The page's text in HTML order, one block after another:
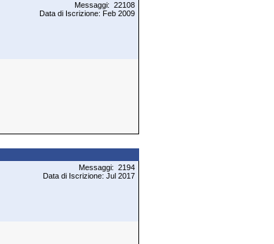
Messaggi: 22108
Data di Iscrizione: Feb 2009
Messaggi: 2194
Data di Iscrizione: Jul 2017